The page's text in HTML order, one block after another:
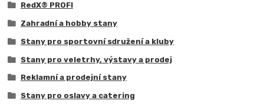
RedX® PROFI
Zahradní a hobby stany
Stany pro sportovní sdružení a kluby
Stany pro veletrhy, výstavy a prodej
Reklamní a prodejní stany
Stany pro oslavy a catering